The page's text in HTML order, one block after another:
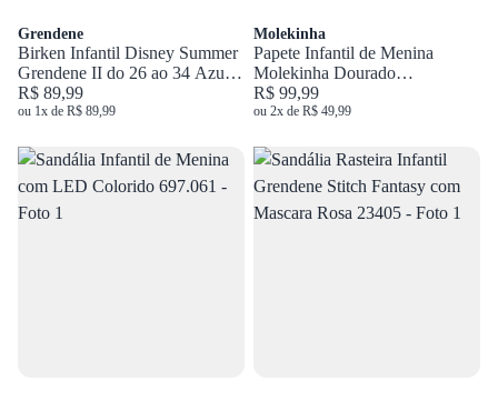
Grendene
Birken Infantil Disney Summer
Grendene II do 26 ao 34 Azul
23288
R$ 89,99
ou 1x de R$ 89,99
Molekinha
Papete Infantil de Menina
Molekinha Dourado
2741.200.14710
R$ 99,99
ou 2x de R$ 49,99